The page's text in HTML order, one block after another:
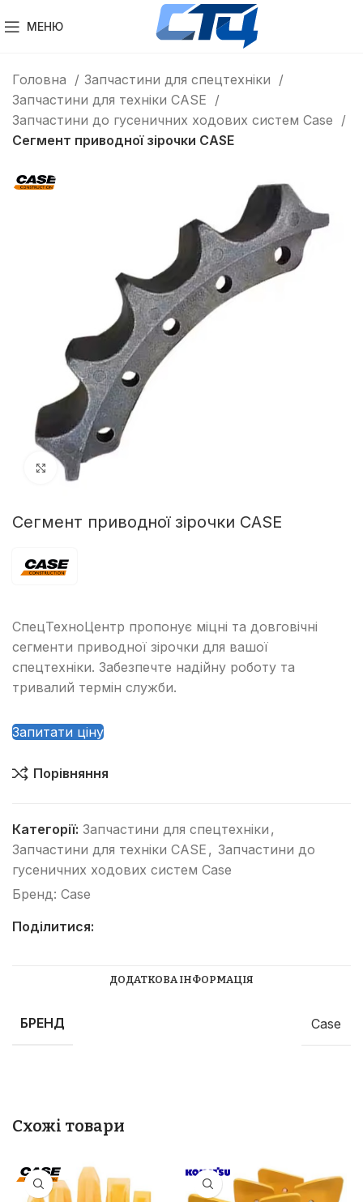
МЕНЮ
Головна
Запчастини для спецтехніки
Запчастини для техніки CASE
Запчастини до гусеничних ходових систем Case
Сегмент приводної зірочки CASE
Клацніть, щоб збільшити
Сегмент приводної зірочки CASE
СпецТехноЦентр пропонує міцні та довговічні
сегменти приводної зірочки для вашої
спецтехніки. Забезпечте надійну роботу та
тривалий термін служби.
Запитати ціну
Порівняння
Категорії: Запчастини для спецтехніки ,
Запчастини для техніки CASE , Запчастини до
гусеничних ходових систем Case
Бренд: Case
Поділитися:
ДОДАТКОВА ІНФОРМАЦІЯ
БРЕНД Case
Схожі товари